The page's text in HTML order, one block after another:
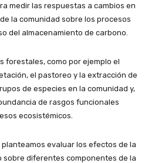
medir las respuestas a cambios en
la comunidad sobre los procesos
del almacenamiento de carbono.
forestales, como por ejemplo el
el pastoreo y la extracción de
de especies en la comunidad y,
de rasgos funcionales
ecosistémicos.
evaluar los efectos de la
sobre diferentes componentes de la